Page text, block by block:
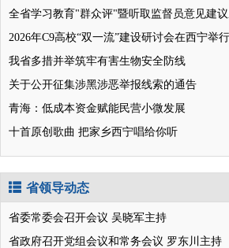
全省学习教育"群众评"暨听取监督员意见建
2026年C9高校“双一流”建设研讨会在西宁举行
我省多措并举筑牢有害生物安全防线
关于公开征集涉黑涉恶举报线索的通告
青海：低成本资金赋能民营小微发展
十首原创歌曲 把家乡西宁唱给你听
省领导动态
省委常委会召开会议 吴晓军主持
省政府召开党组会议和常务会议 罗东川主持